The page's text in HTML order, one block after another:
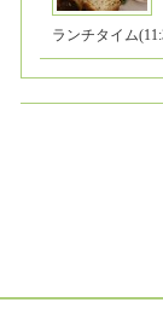
ランチタイム